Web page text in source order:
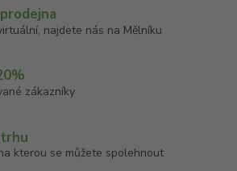
najdete nás na Mělníku
zákazníky
kterou se můžete spolehnout